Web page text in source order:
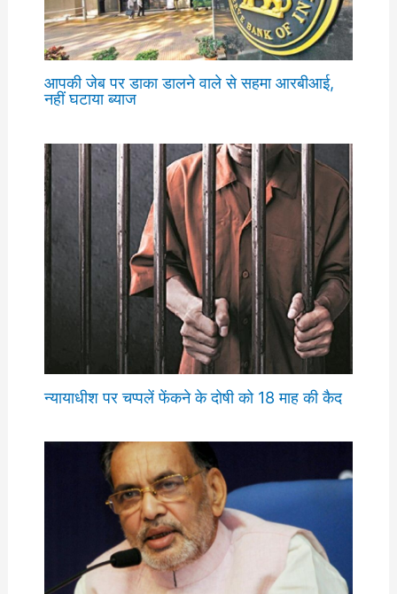
आपकी जेब पर डाका डालने वाले से सहमा आरबीआई,
नहीं घटाया ब्याज
न्यायाधीश पर चप्पलें फेंकने के दोषी को 18 माह की कैद